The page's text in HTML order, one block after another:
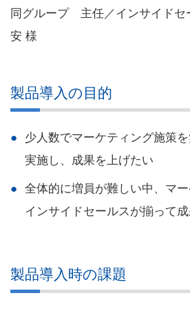
同グループ 主任／インサイド
安 様
製品導入の目的
少人数でマーケティング施策
実施し、成果を上げたい
全体的に増員が難しい中、マ
インサイドセールスが揃って
製品導入時の課題